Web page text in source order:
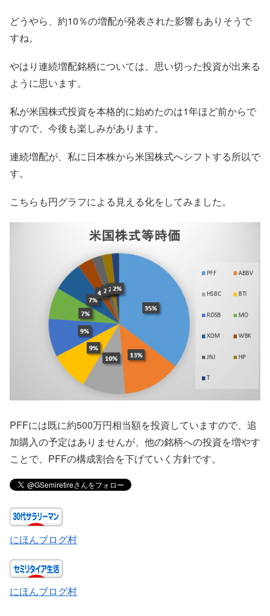
どうやら、約10％の増配が発表された影響もありそうで
すね。
やはり連続増配銘柄については、思い切った投資が出来る
ように思います。
私が米国株式投資を本格的に始めたのは1年ほど前からで
すので、今後も楽しみがあります。
連続増配が、私に日本株から米国株式へシフトする所以で
す。
こちらも円グラフによる見える化をしてみました。
PFFには既に約500万円相当額を投資していますので、追
加購入の予定はありませんが、他の銘柄への投資を増やす
ことで、PFFの構成割合を下げていく方針です。
にほんブログ村
にほんブログ村